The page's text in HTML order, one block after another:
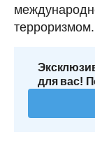
терроризмом.
для вас!